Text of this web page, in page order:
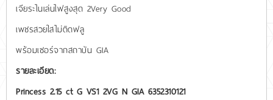
เจียระไนเล่นไฟสูงสุด 2Very Good
เพชรสวยใสไม่ติดฟลู
พร้อมเซอร์จากสถาบัน GIA
รายละเอียด:
Princess 2.15 ct G VS1 2VG N GIA 6352310121